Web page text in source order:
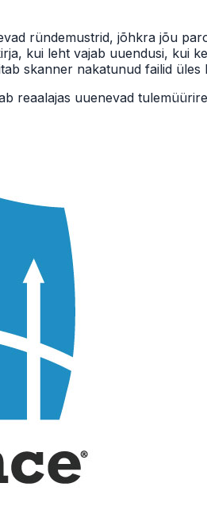
ründemustrid, jõhkra jõu
kui leht vajab uuendusi, kui
skanner nakatunud failid üles
reaalajas uuenevad